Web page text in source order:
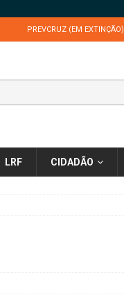
PREVCRUZ (EM EXTINÇÃO)
LRF CIDADÃO